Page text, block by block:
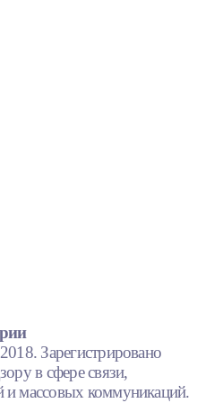
Зарегистрировано
в сфере связи,
массовых коммуникаций.